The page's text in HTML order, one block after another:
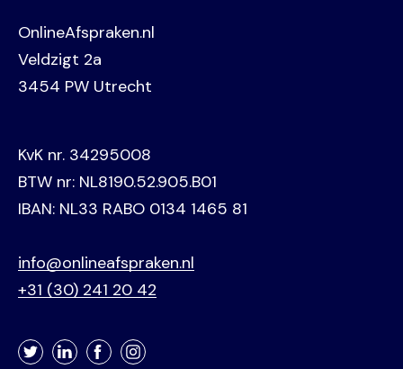
OnlineAfspraken.nl
Veldzigt 2a
3454 PW Utrecht
KvK nr. 34295008
BTW nr: NL8190.52.905.B01
IBAN: NL33 RABO 0134 1465 81
info@onlineafspraken.nl
+31 (30) 241 20 42
TwitterLinkedInFacebookInstagram